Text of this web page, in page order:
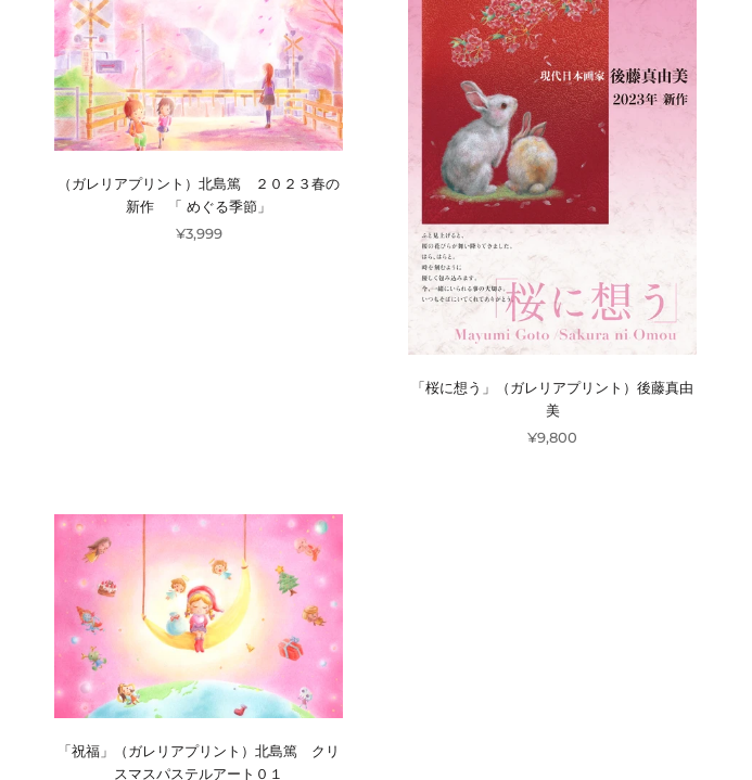
（ガレリアプリント）北島篤 ２０２３春の
新作 「 めぐる季節」
¥3,999
「桜に想う」（ガレリアプリント）後藤真由
美
¥9,800
「祝福」（ガレリアプリント）北島篤 クリ
スマスパステルアート０１